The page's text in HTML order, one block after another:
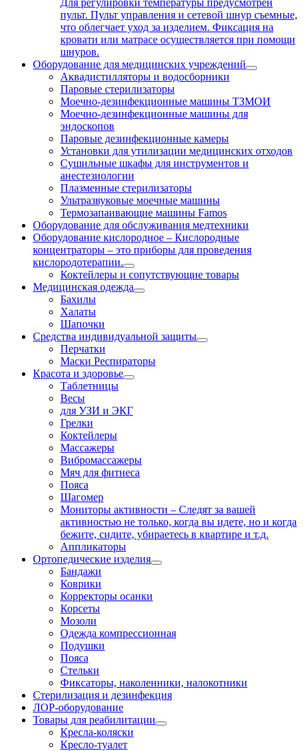
Для регулировки температуры предусмотрен
пульт. Пульт управления и сетевой шнур съемные,
что облегчает уход за изделием. Фиксация на
кровати или матрасе осуществляется при помощи
шнуров.
Оборудование для медицинских учреждений
Аквадистилляторы и водосборники
Паровые стерилизаторы
Моечно-дезинфекционные машины ТЗМОИ
Моечно-дезинфекционные машины для
эндоскопов
Паровые дезинфекционные камеры
Установки для утилизации медицинских отходов
Сушильные шкафы для инструментов и
анестезиологии
Плазменные стерилизаторы
Ультразвуковые моечные машины
Термозапаивающие машины Famos
Оборудование для обслуживания медтехники
Оборудование кислородное – Кислородные
концентраторы – это приборы для проведения
кислородотерапии.
Коктейлеры и сопутствующие товары
Медицинская одежда
Бахилы
Халаты
Шапочки
Средства индивидуальной защиты
Перчатки
Маски Респираторы
Красота и здоровье
Таблетницы
Весы
для УЗИ и ЭКГ
Грелки
Коктейлеры
Массажеры
Вибромассажеры
Мяч для фитнеса
Пояса
Шагомер
Мониторы активности – Следят за вашей
активностью не только, когда вы идете, но и когда
бежите, сидите, убираетесь в квартире и т.д.
Аппликаторы
Ортопедические изделия
Бандажи
Коврики
Корректоры осанки
Корсеты
Мозоли
Одежда компрессионная
Подушки
Пояса
Стельки
Фиксаторы, наколенники, налокотники
Стерилизация и дезинфекция
ЛОР-оборудование
Товары для реабилитации
Кресла-коляски
Кресло-туалет